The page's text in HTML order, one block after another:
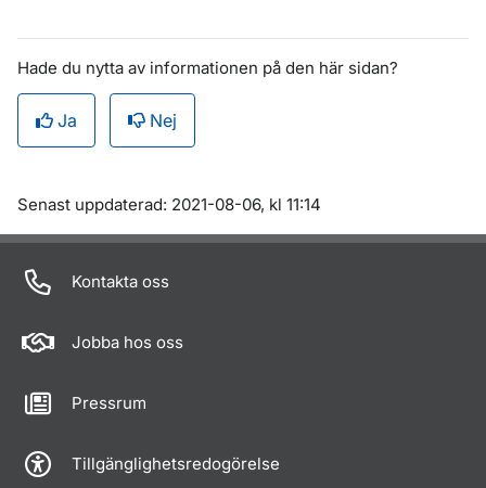
Hade du nytta av informationen på den här sidan?
Ja Nej
Om sidan
Senast uppdaterad: 2021-08-06, kl 11:14
Kontakta oss
Jobba hos oss
Pressrum
Tillgänglighetsredogörelse